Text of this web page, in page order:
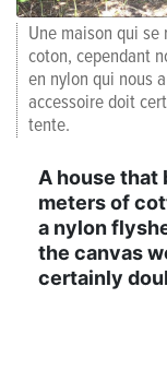
Une maison qui se
coton, cependant
en nylon qui nous
accessoire doit
tente.
A house that
meters of
a nylon
the canvas
certainly